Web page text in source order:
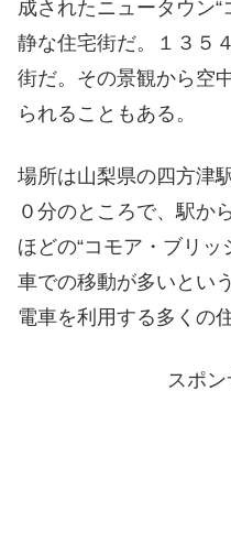
成されたニュータウン“
静な住宅街だ。１３５
街だ。その景観から空
られることもある。
場所は山梨県の四方津
０分のところで、駅か
ほどの“コモア・ブリ
車での移動が多いとい
電車を利用する多くの
スポン